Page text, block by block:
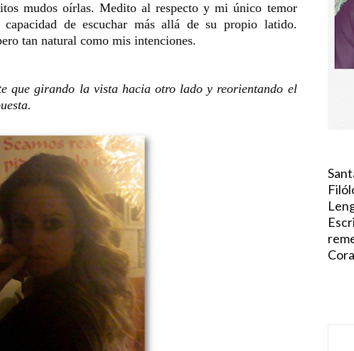
mudos oírlas. Medito al respecto y mi único temor
de escuchar más allá de su propio latido.
tan natural como mis intenciones.
que girando la vista hacia otro lado y reorientando el